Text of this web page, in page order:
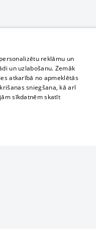
reklāmu un
un uzlabošanu. Zemāk
atkarībā no apmeklētās
sniegšana, kā arī
sīkdatnēm skatīt